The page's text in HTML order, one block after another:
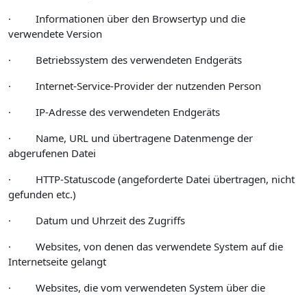
· Informationen über den Browsertyp und die
verwendete Version
· Betriebssystem des verwendeten Endgeräts
· Internet-Service-Provider der nutzenden Person
· IP-Adresse des verwendeten Endgeräts
· Name, URL und übertragene Datenmenge der
abgerufenen Datei
· HTTP-Statuscode (angeforderte Datei übertragen, nicht
gefunden etc.)
· Datum und Uhrzeit des Zugriffs
· Websites, von denen das verwendete System auf die
Internetseite gelangt
· Websites, die vom verwendeten System über die